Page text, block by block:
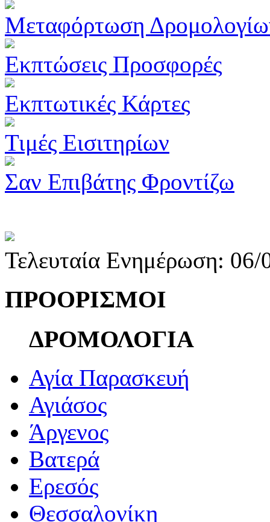
Μεταφόρτωση
Εκπτώσεις Προσφορές
Εκπτωτικές Κάρτες
Τιμές Εισιτηρίων
Σαν Επιβάτης Φροντίζω
Τελευταία Ενημέρωση:
ΠΡΟΟΡΙΣΜΟΙ
ΔΡΟΜΟΛΟΓΙΑ
Αγία Παρασκευή
Αγιάσος
Άργενος
Βατερά
Ερεσός
Θεσσαλονίκη